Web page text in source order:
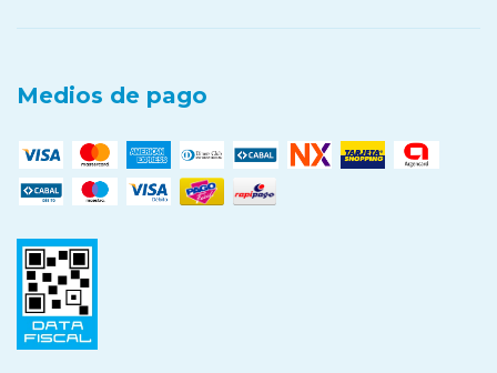
Medios de pago